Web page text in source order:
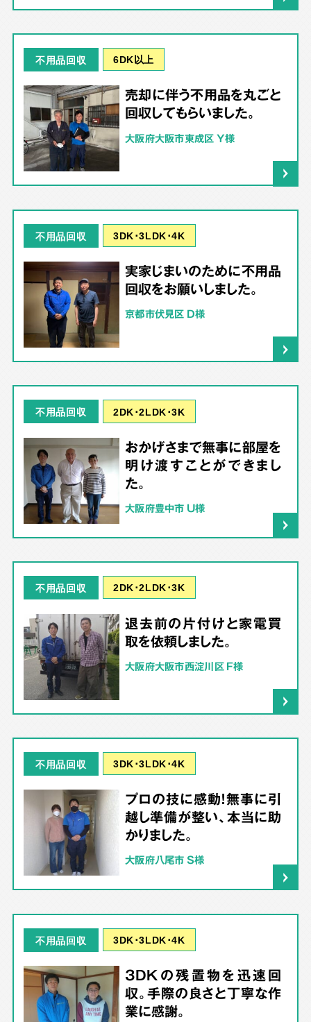
不用品回収 6DK以上
売却に伴う不用品を丸ごと
回収してもらいました。
大阪府大阪市東成区 Y様
不用品回収 3DK･3LDK･4K
実家じまいのために不用品
回収をお願いしました。
京都市伏見区 D様
不用品回収 2DK･2LDK･3K
おかげさまで無事に部屋を
明け渡すことができまし
た。
大阪府豊中市 U様
不用品回収 2DK･2LDK･3K
退去前の片付けと家電買
取を依頼しました。
大阪府大阪市西淀川区 F様
不用品回収 3DK･3LDK･4K
プロの技に感動！無事に引
越し準備が整い、本当に助
かりました。
大阪府八尾市 S様
不用品回収 3DK･3LDK･4K
3DKの残置物を迅速回
収。手際の良さと丁寧な作
業に感謝。